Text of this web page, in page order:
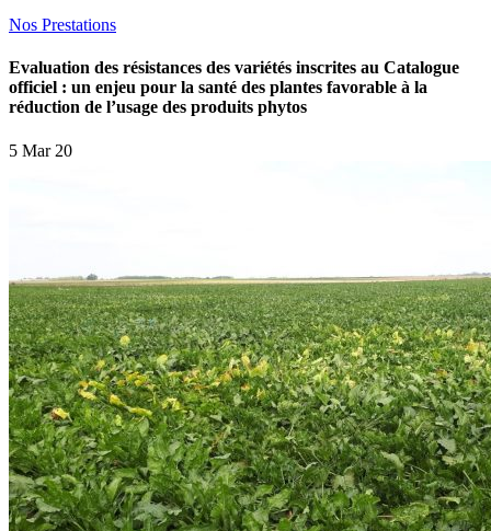
Nos Prestations
Evaluation des résistances des variétés inscrites au Catalogue
officiel : un enjeu pour la santé des plantes favorable à la
réduction de l’usage des produits phytos
5 Mar 20